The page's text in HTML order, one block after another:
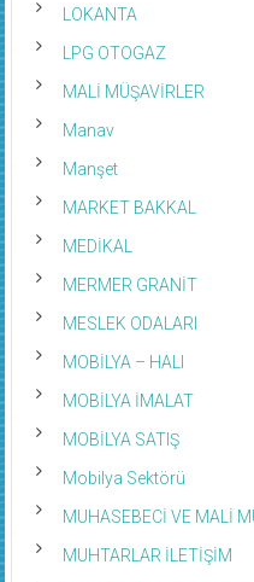
LOKANTA
LPG OTOGAZ
MALİ MÜŞAVİRLER
Manav
Manşet
MARKET BAKKAL
MEDİKAL
MERMER GRANİT
MESLEK ODALARI
MOBİLYA – HALI
MOBİLYA İMALAT
MOBİLYA SATIŞ
Mobilya Sektörü
MUHASEBECİ VE MALİ
MUHTARLAR İLETİŞİM